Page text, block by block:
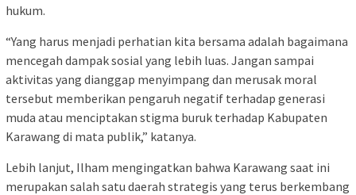
hukum.
“Yang harus menjadi perhatian kita bersama adalah bagaimana
mencegah dampak sosial yang lebih luas. Jangan sampai
aktivitas yang dianggap menyimpang dan merusak moral
tersebut memberikan pengaruh negatif terhadap generasi
muda atau menciptakan stigma buruk terhadap Kabupaten
Karawang di mata publik,” katanya.
Lebih lanjut, Ilham mengingatkan bahwa Karawang saat ini
merupakan salah satu daerah strategis yang terus berkembang